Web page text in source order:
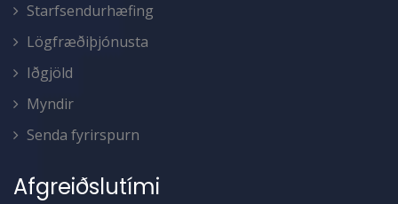
Starfsendurhæfing
Lögfræðiþjónusta
Iðgjöld
Myndir
Senda fyrirspurn
Afgreiðslutími